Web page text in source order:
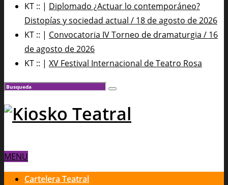
KT :: | Diplomado ¿Actuar lo contemporáneo?
Distopías y sociedad actual / 18 de agosto de 2026
KT :: | Convocatoria IV Torneo de dramaturgia / 16
de agosto de 2026
KT :: | XV Festival Internacional de Teatro Rosa
MENU
Cartelera Teatral